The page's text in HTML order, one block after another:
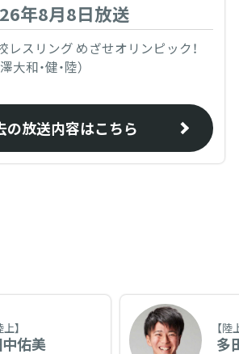
年8月8日放送
レスリング めざせオリンピック！
和・健・陸）
の放送内容はこちら
上】
佑美
【陸
多